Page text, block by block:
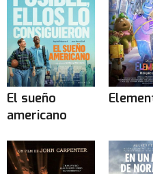
El sueño
americano